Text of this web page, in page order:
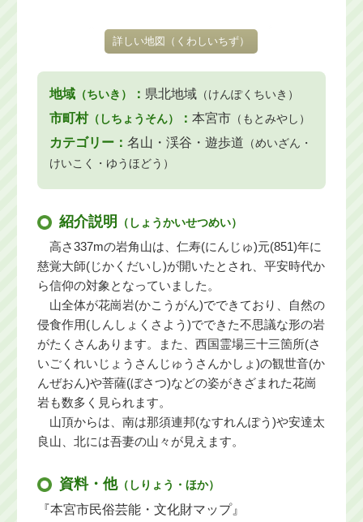
詳しい地図 （くわしいちず）
地域（ちいき） ： 県北地域（けんぽくちいき）
市町村（しちょうそん） ： 本宮市（もとみやし）
カテゴリー： 名山・渓谷・遊歩道 （めいざん・
けいこく・ゆうほどう）
紹介説明 （しょうかいせつめい）
高さ337mの岩角山は、仁寿(にんじゅ)元(851)年に
慈覚大師(じかくだいし)が開いたとされ、平安時代か
ら信仰の対象となっていました。
山全体が花崗岩(かこうがん)でできており、自然の
侵食作用(しんしょくさよう)でできた不思議な形の岩
がたくさんあります。また、西国霊場三十三箇所(さ
いごくれいじょうさんじゅうさんかしょ)の観世音(か
んぜおん)や菩薩(ぼさつ)などの姿がきざまれた花崗
岩も数多く見られます。
山頂からは、南は那須連邦(なすれんぽう)や安達太
良山、北には吾妻の山々が見えます。
資料・他（しりょう・ほか）
『本宮市民俗芸能・文化財マップ』